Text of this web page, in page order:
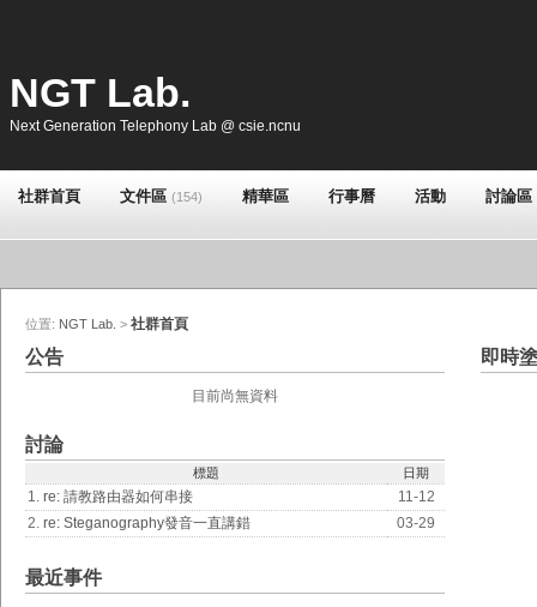
NGT Lab.
Next Generation Telephony Lab @ csie.ncnu
社群首頁 文件區 (154) 精華區 行事曆 活動 討論區
位置: NGT Lab. > 社群首頁
公告
目前尚無資料
討論
標題 日期
1. re: 請教路由器如何串接
11-12
2. re: Steganography發音一直講錯 03-29
最近事件
即時